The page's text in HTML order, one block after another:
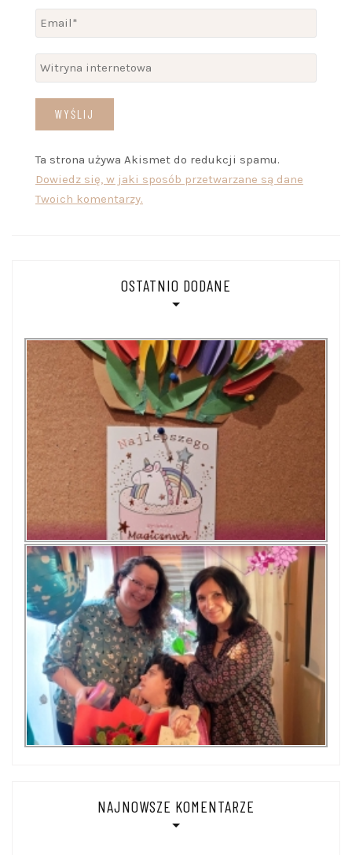
Ta strona używa Akismet do redukcji spamu.
Dowiedz się, w jaki sposób przetwarzane są dane
Twoich komentarzy.
OSTATNIO DODANE
NAJNOWSZE KOMENTARZE